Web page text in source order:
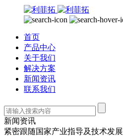
首页
产品中心
关于我们
解决方案
新闻资讯
联系我们
新闻资讯
紧密跟随国家产业指导及技术发展